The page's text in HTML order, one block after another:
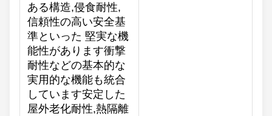
ある構造,侵食耐性,
信頼性の高い安全基
準といった 堅実な機
能性があります衝撃
耐性などの基本的な
実用的な機能も統合
しています安定した
屋外老化耐性,熱隔離